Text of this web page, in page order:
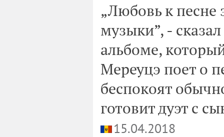
„Любовь к песне
музыки”, -
альбоме,
Мереуцэ поет о
беспокоят
готовит дуэт с
15.04.2018